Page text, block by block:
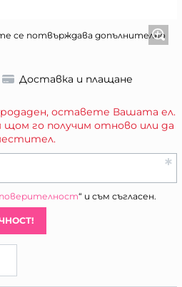
се потвърждава допълнително
Доставка и плащане
оставете Вашата ел.
щом го получим отново или да
“ и съм съгласен.